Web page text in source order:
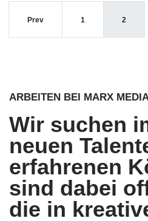
Prev 1 2
ARBEITEN BEI MARX
Wir suchen
neuen
erfahrenen
sind dabei
die in